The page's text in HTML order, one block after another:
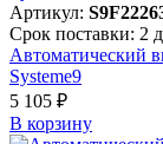
Артикул:
Срок поставки: 2
Автоматический
Systeme9
5 105 ₽
В корзинy